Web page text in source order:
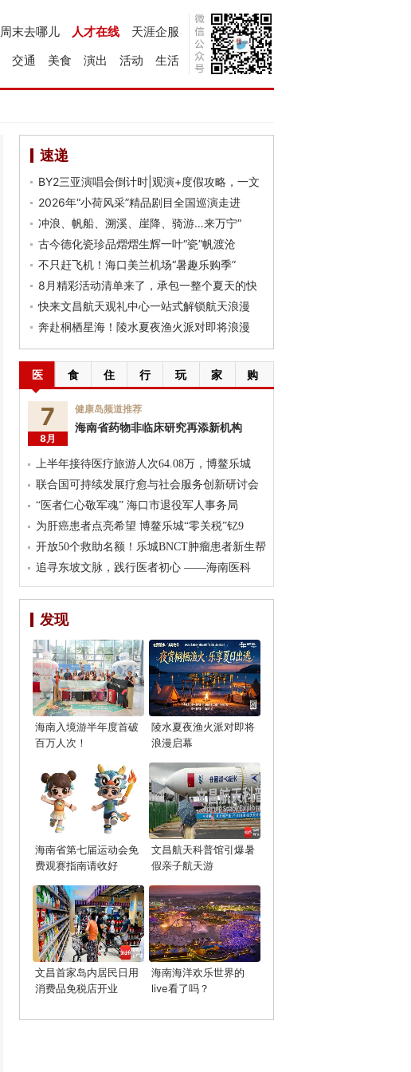
天涯企服
人才在线
周末去哪儿
生活
活动
演出
美食
交通
速递
BY2三亚演唱会倒计时|观演+度假攻略，一文
2026年“小荷风采”精品剧目全国巡演走进
冲浪、帆船、溯溪、崖降、骑游…来万宁“
古今德化瓷珍品熠熠生辉一叶“瓷”帆渡沧
不只赶飞机！海口美兰机场“暑趣乐购季”
8月精彩活动清单来了，承包一整个夏天的快
快来文昌航天观礼中心一站式解锁航天浪漫
奔赴桐栖星海！陵水夏夜渔火派对即将浪漫
医 食 住 行 玩 家 购
7
8月
健康岛频道推荐
海南省药物非临床研究再添新机构
上半年接待医疗旅游人次64.08万，博鳌乐城
联合国可持续发展疗愈与社会服务创新研讨会
“医者仁心敬军魂” 海口市退役军人事务局
为肝癌患者点亮希望 博鳌乐城“零关税”钇9
开放50个救助名额！乐城BNCT肿瘤患者新生帮
追寻东坡文脉，践行医者初心 ——海南医科
发现
海南入境游半年度首破
百万人次！
陵水夏夜渔火派对即将
浪漫启幕
海南省第七届运动会免
费观赛指南请收好
文昌航天科普馆引爆暑
假亲子航天游
文昌首家岛内居民日用
消费品免税店开业
海南海洋欢乐世界的
live看了吗？